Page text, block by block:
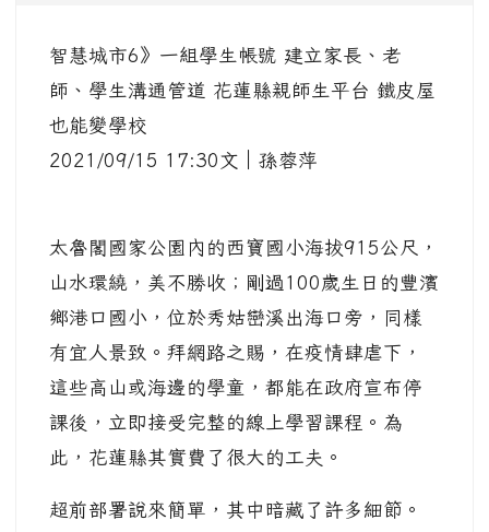
智慧城市6》一組學生帳號 建立家長、老
師、學生溝通管道 花蓮縣親師生平台 鐵皮屋
也能變學校
2021/09/15 17:30文｜孫蓉萍
太魯閣國家公園內的西寶國小海拔915公尺，
山水環繞，美不勝收；剛過100歲生日的豐濱
鄉港口國小，位於秀姑巒溪出海口旁，同樣
有宜人景致。拜網路之賜，在疫情肆虐下，
這些高山或海邊的學童，都能在政府宣布停
課後，立即接受完整的線上學習課程。為
此，花蓮縣其實費了很大的工夫。
超前部署說來簡單，其中暗藏了許多細節。